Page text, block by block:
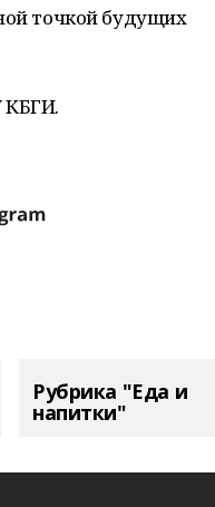
точкой будущих
Рубрика "Еда и
напитки"